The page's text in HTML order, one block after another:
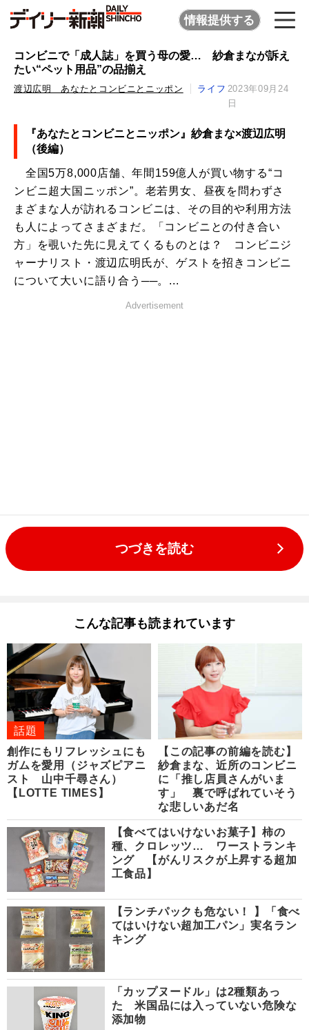
情報提供する
コンビニで「成人誌」を買う母の愛… 紗倉まなが訴え
たい“ペット用品”の品揃え
渡辺広明 あなたとコンビニとニッポン ライフ 2023年09月24
日
『あなたとコンビニとニッポン』紗倉まな×渡辺広明
（後編）
全国5万8,000店舗、年間159億人が買い物する“コ
ンビニ超大国ニッポン”。老若男女、昼夜を問わずさ
まざまな人が訪れるコンビニは、その目的や利用方法
も人によってさまざまだ。「コンビニとの付き合い
方」を覗いた先に見えてくるものとは？ コンビニジ
ャーナリスト・渡辺広明氏が、ゲストを招きコンビニ
について大いに語り合う──。...
Advertisement
つづきを読む
こんな記事も読まれています
話題
創作にもリフレッシュにも
ガムを愛用（ジャズピアニ
スト 山中千尋さん）
【LOTTE TIMES】
【この記事の前編を読む】
紗倉まな、近所のコンビニ
に「推し店員さんがいま
す」 裏で呼ばれていそう
な悲しいあだ名
【食べてはいけないお菓子】柿の
種、クロレッツ… ワーストランキ
ング 【がんリスクが上昇する超加
工食品】
【ランチパックも危ない！ 】「食べ
てはいけない超加工パン」実名ラン
キング
「カップヌードル」は2種類あっ
た 米国品には入っていない危険な
添加物